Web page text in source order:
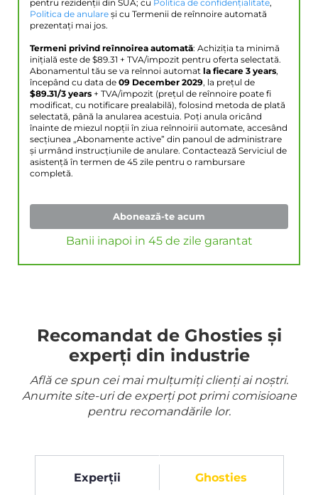
pentru rezidenții din SUA; cu Politica de confidențialitate,
Politica de anulare și cu Termenii de reînnoire automată
prezentați mai jos.
Termeni privind reînnoirea automată: Achiziția ta minimă
inițială este de $89.31 + TVA/impozit pentru oferta selectată.
Abonamentul tău se va reînnoi automat la fiecare 3 years,
începând cu data de 09 December 2029, la prețul de
$89.31/3 years + TVA/impozit (prețul de reînnoire poate fi
modificat, cu notificare prealabilă), folosind metoda de plată
selectată, până la anularea acestuia. Poți anula oricând
înainte de miezul nopții în ziua reînnoirii automate, accesând
secțiunea „Abonamente active” din panoul de administrare
și urmând instrucțiunile de anulare. Contactează Serviciul de
asistență în termen de 45 zile pentru o rambursare
completă.
Abonează-te acum
Banii inapoi in 45 de zile garantat
Recomandat de Ghosties și
experți din industrie
Află ce spun cei mai mulțumiți clienți ai noștri.
Anumite site-uri de experți pot primi comisioane
pentru recomandările lor.
Experții Ghosties